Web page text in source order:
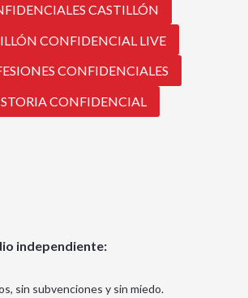
CASTILLÓN
CONFIDENCIAL LIVE
CONFIDENCIALES
CONFIDENCIAL
independiente:
sin subvenciones y sin miedo.